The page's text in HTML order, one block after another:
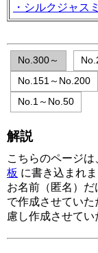
・シルクジャス
No.300～
No.151～No.200
No.1～No.50
解説
こちらのページは
板 に書き込まれ
お名前（匿名）
で作成させてい
慮し作成させてい